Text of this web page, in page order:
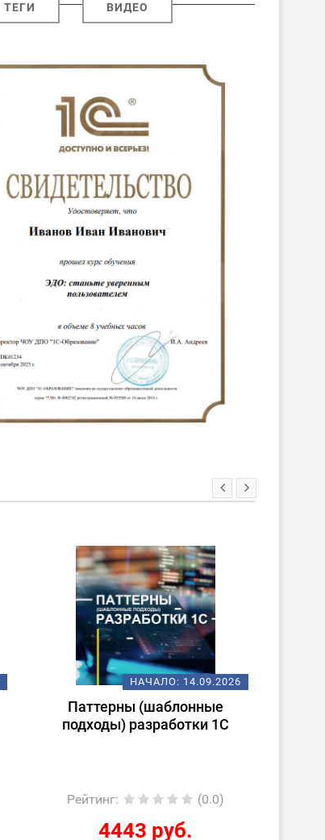
ТЕГИ ВИДЕО
НАЧАЛО: 14.09.2026
Паттерны (шаблонные
подходы) разработки 1С
Рейтинг: (0.0)
4443 руб.